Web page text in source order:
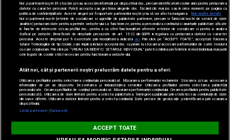
Digi FM
digifm.ro
DESCARCĂ
Urmărește-ne și pe
Noi și partenerii noștri31 stocăm și/sau accesăm informații pe dispozitivul dvs., precum identificatorii cookie unici pentru prelucrarea
datelor cu caracter personal. Puteți accepta sau gestiona alegerile dvs. făcând clic mai jos sau în orice moment, pe pagina cu
politica de confidențialitate. Aceste alegeri vor fi raportate partenerilor noștri și nu vă vor afecta navigarea.
Mai multe detalii
Noi si partenerii nostri (retelele de socializare si agentiile de publicitate partenere, precum si furnizorii nostri de servicii de date
analitice) prelucram date pentru a permite website-ului sa functioneze, pentru a personaliza continutul si anunturile publicitare afisate
in functie de interesele si/sau profilul dvs., pentru a va oferi functionalitati aferente retelelor de socializare si pentru a analiza
traficul pe website. Beneficiati de drepturile prevazute de art. 15-22 din GDPR in legatura cu prelucrarea datelor cu caracter
personal. Aceste drepturi pot fi exercitate prin modalitatea indicata aici. Prin click pe “ACCEPT TOATE”, acceptati folosirea
tuturor Tehnologiilor de tip Cookie, care implica inclusiv acceptul dvs. cu privire la stocarea/accesarea informatiilor de catre Vendor-ii
cu care colaboram. Prin click pe “VREAU SA MODIFIC SETARILE INDIVIDUAL” puteti schimba preferintele in mod individual, mai putin
cele legate de cookie strict necesare pentru functionarea website-ului.
Atât noi, cât și partenerii noștri prelucrăm datele pentru a oferi:
Utilizarea profilurilor pentru selectarea conținutului personalizat. Măsurarea performanței reclamelor. Stocarea și/sau accesarea
informațiilor de pe un dispozitiv. Dezvoltarea și îmbunătățirea serviciilor. Utilizarea profilurilor pentru selectarea publicității
personalizate. Crearea profilurilor de conținut personalizat. Măsurarea performanței conținutului. Crearea profilurilor pentru publicitate
personalizată. Utilizarea de date limitate pentru a selecta publicitatea. Înțelegerea publicului prin statistici sau combinații de date
din surse diferite. Utilizarea datelor limitate pentru a selecta conținutul. Date precise de geolocație și identificarea prin scanarea
dispozitivului.
Listă parteneri (furnizori)
ACCEPT TOATE